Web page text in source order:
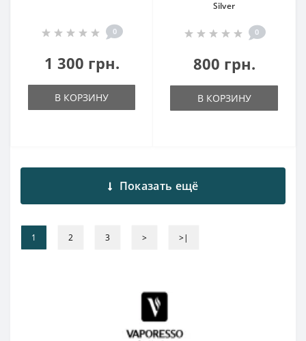
0
1 300 грн.
В КОРЗИНУ
Silver
0
800 грн.
В КОРЗИНУ
Показать ещё
1 2 3 > >|